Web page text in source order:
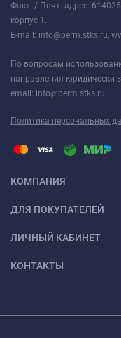
Факт. / Почт. адрес:
корпус 1.
E-mail: info@perm.stks.ru,
По вопросам
направления юридически
email: info@perm.stks.ru
Политика персональных
КОМПАНИЯ
ДЛЯ ПОКУПАТЕЛЕЙ
ЛИЧНЫЙ КАБИНЕТ
КОНТАКТЫ